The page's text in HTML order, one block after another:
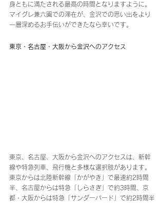
身ともに満たされる最高の時間となりますように。
マイグレ兼六園での滞在が、金沢での思い出をより
一層深めるお手伝いができたなら幸いです。
東京・名古屋・大阪から金沢へのアクセス
東京、名古屋、大阪から金沢へのアクセスは、新幹
線や特急列車、飛行機と多様な選択肢があります。
東京からは北陸新幹線「かがやき」で最速約2時間
半、名古屋からは特急「しらさぎ」で約3時間、京
都・大阪からは特急「サンダーバード」で約2時間半